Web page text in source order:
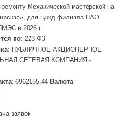
Механической мастерской на
для нужд филиала ПАО
в 2026 г.
по: 223-ФЗ
ПУБЛИЧНОЕ АКЦИОНЕРНОЕ
СЕТЕВАЯ КОМПАНИЯ -
6962155.44 Валюта:
заявок